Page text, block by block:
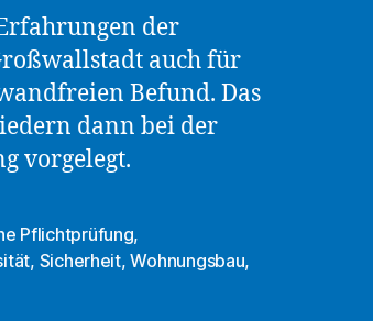
der
auch für
Befund. Das
dann bei der
vorgelegt.
Pflichtprüfung,
, Sicherheit,Wohnungsbau,